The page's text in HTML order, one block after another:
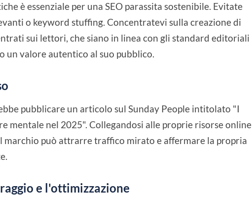
è essenziale per una SEO parassita sostenibile. Evitate
o keyword stuffing. Concentratevi sulla creazione di
sui lettori, che siano in linea con gli standard editoriali
un valore autentico al suo pubblico.
pubblicare un articolo sul Sunday People intitolato "I
mentale nel 2025". Collegandosi alle proprie risorse online
marchio può attrarre traffico mirato e affermare la propria
e l'ottimizzazione